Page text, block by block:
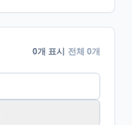
0개 표시 전체 0개